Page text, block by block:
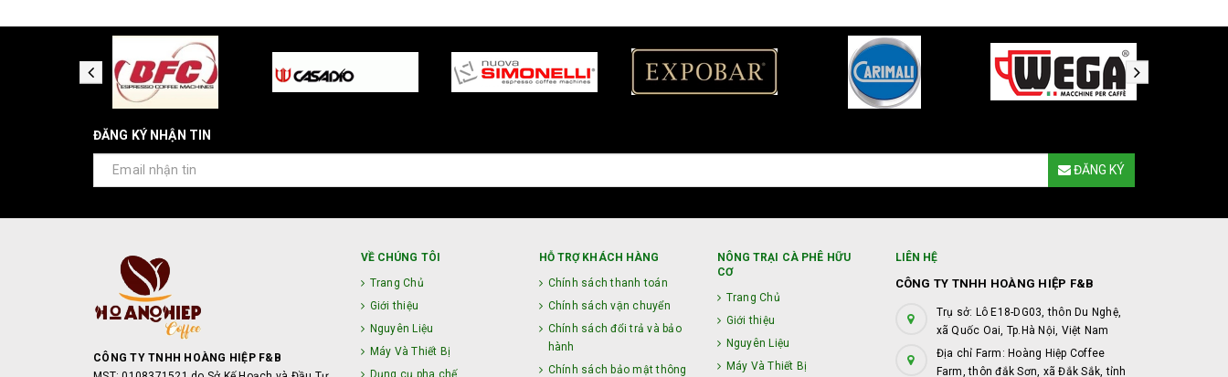
ĐĂNG KÝ NHẬN TIN
ĐĂNG KÝ
CÔNG TY TNHH HOÀNG HIỆP F&B
VỀ CHÚNG TÔI
Trang Chủ
Giới thiệu
Nguyên Liệu
Máy Và Thiết Bị
Dụng cụ pha chế
HỖ TRỢ KHÁCH HÀNG
Chính sách thanh toán
Chính sách vận chuyển
Chính sách đổi trả và bảo
hành
Chính sách bảo mật thông
NÔNG TRẠI CÀ PHÊ HỮU
CƠ
Trang Chủ
Giới thiệu
Nguyên Liệu
Máy Và Thiết Bị
LIÊN HỆ
CÔNG TY TNHH HOÀNG HIỆP F&B
Trụ sở: Lô E18-DG03, thôn Du Nghệ,
xã Quốc Oai, Tp.Hà Nội, Việt Nam
Địa chỉ Farm: Hoàng Hiệp Coffee
Farm, thôn đắk Sơn, xã Đắk Sắk, tỉnh